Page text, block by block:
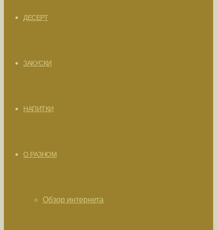
ДЕСЕРТ
ЗАКУСКИ
НАПИТКИ
О РАЗНОМ
Обзор интернета